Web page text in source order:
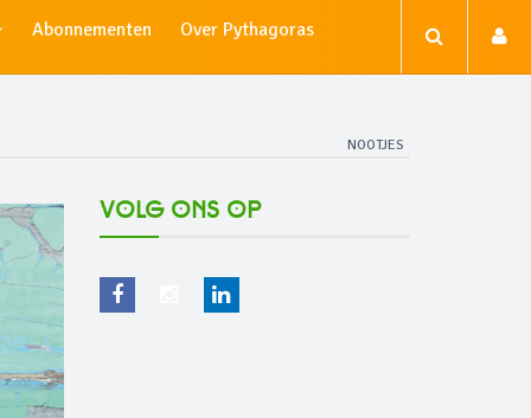
Abonnementen Over Pythagoras
NOOTJES
Volg ons op